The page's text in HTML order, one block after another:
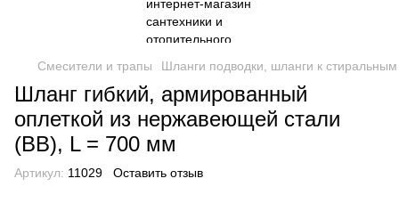
Смесители и трапы Шланги подводки, шланги к
Шланг гибкий, армированный
оплеткой из нержавеющей стали
(ВВ), L = 700 мм
Артикул: 11029 Оставить отзыв